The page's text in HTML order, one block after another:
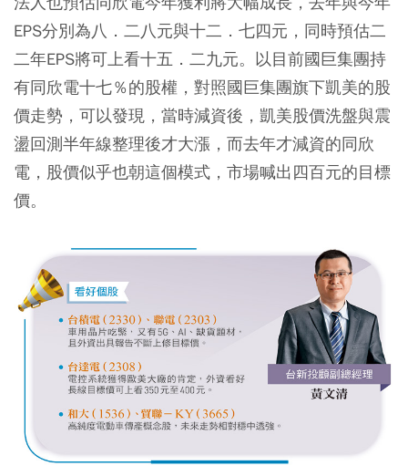
EPS分別為八．二八元與十二．七四元，同時預估二
二年EPS將可上看十五．二九元。以目前國巨集團持
有同欣電十七％的股權，對照國巨集團旗下凱美的股
價走勢，可以發現，當時減資後，凱美股價洗盤與震
盪回測半年線整理後才大漲，而去年才減資的同欣
電，股價似乎也朝這個模式，市場喊出四百元的目標
價。